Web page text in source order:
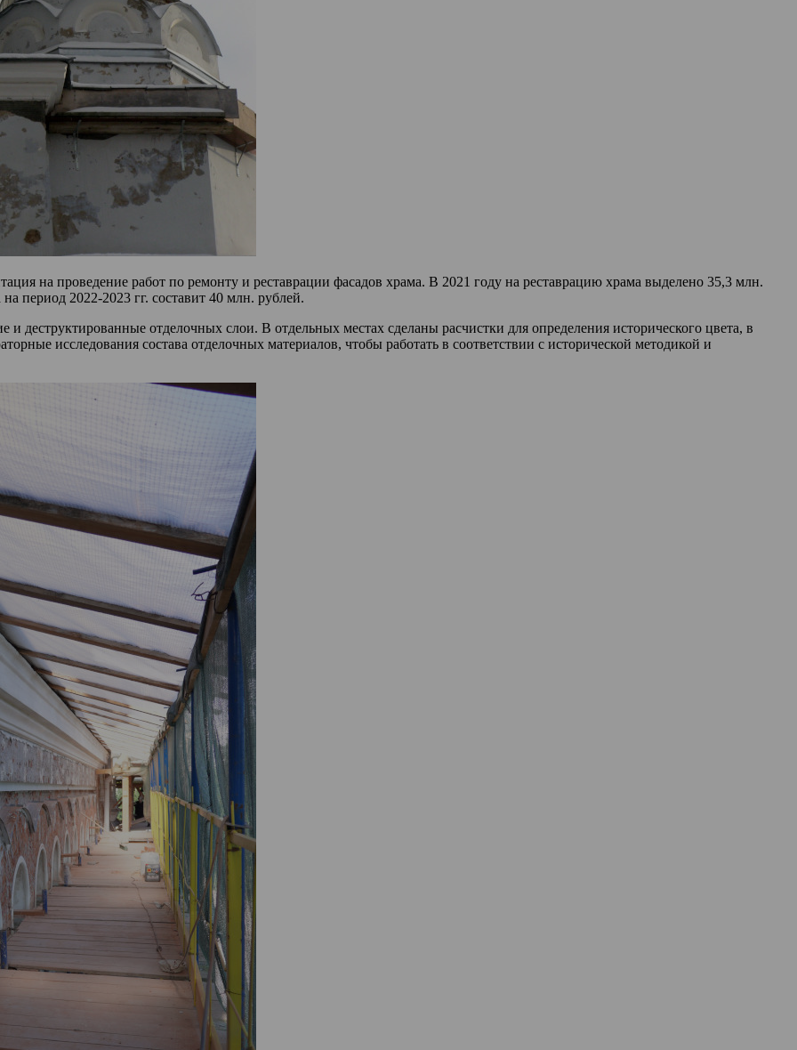
на проведение работ по ремонту и реставрации фасадов храма. В 2021 году на реставрацию храма выделено 35,3 млн.
период 2022-2023 гг. составит 40 млн. рублей.
деструктированные отделочных слои. В отдельных местах сделаны расчистки для определения исторического цвета, в
исследования состава отделочных материалов, чтобы работать в соответствии с исторической методикой и